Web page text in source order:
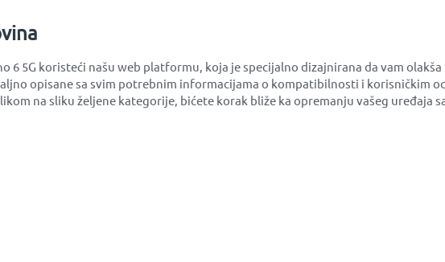
6 5G koristeći našu web platformu, koja je specijalno dizajnirana da vam
opisane sa svim potrebnim informacijama o kompatibilnosti i korisničkim
na sliku željene kategorije, bićete korak bliže ka opremanju vašeg